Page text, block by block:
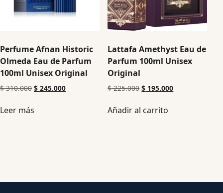
Perfume Afnan Historic
Olmeda Eau de Parfum
100ml Unisex Original
$310.000 $ 245.000
Leer más
Lattafa Amethyst Eau de
Parfum 100ml Unisex
Original
$225.000 $ 195.000
Añadir al carrito